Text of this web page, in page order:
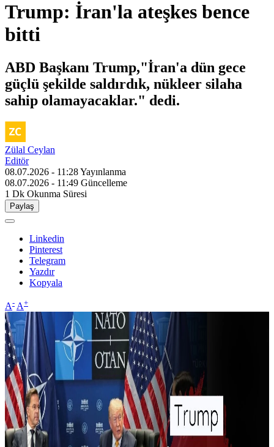
Trump: İran'la ateşkes bence
bitti
ABD Başkanı Trump,"İran'a dün gece
güçlü şekilde saldırdık, nükleer silaha
sahip olamayacaklar." dedi.
Zülal Ceylan
Editör
08.07.2026 - 11:28Yayınlanma
08.07.2026 - 11:49 Güncelleme
1 Dk Okunma Süresi
Paylaş
Linkedin
Pinterest
Telegram
Yazdır
Kopyala
A- A+